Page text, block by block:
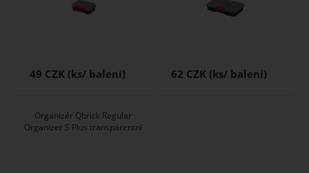
49 CZK 62 CZK
Organizér Qbrick Regular
Organizer S Plus transparentní